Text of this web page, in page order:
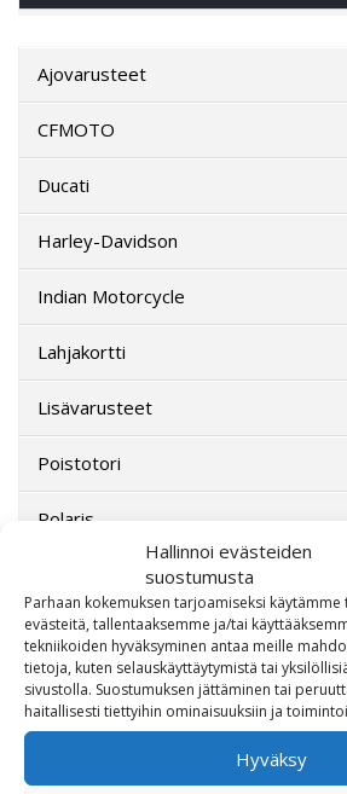
Hallinnoi evästeiden
suostumusta
Parhaan kokemuksen tarjoamiseksi
evästeitä, tallentaaksemme ja/tai
tekniikoiden hyväksyminen antaa meille
tietoja, kuten selauskäyttäytymistä tai
sivustolla. Suostumuksen jättäminen tai
haitallisesti tiettyihin ominaisuuksiin ja
Hyväksy
Ajovarusteet
CFMOTO
Ducati
Harley-Davidson
Indian Motorcycle
Lahjakortti
Lisävarusteet
Poistotori
Polaris
SW-Motech
Varaosat/Sekalaiset